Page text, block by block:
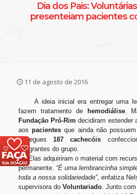
Dia dos Pais:
presenteiam pacientes
11 de agosto de 2016
A ideia inicial era entregar uma
fazem tratamento de
hemodiálise.
Fundação Pró-Rim decidiram estender
aospacientes que ainda não
entregues187 cachecóis
integrantes do grupo.
Elas adquiriram o material com
permanente. “É uma lembrancinha
toda a nossa solidariedade”, enfatiza
supervisora do Voluntariado. Junto